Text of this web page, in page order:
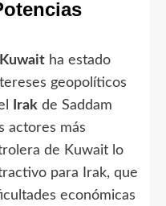
Kuwait ha estado
geopolíticos
Irak de Saddam
actores más
de Kuwait lo
para Irak, que
económicas